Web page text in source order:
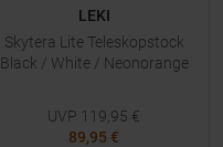
LEKI
Skytera Lite Teleskopstock
Black / White / Neonorange
UVP 119,95 €
89,95 €